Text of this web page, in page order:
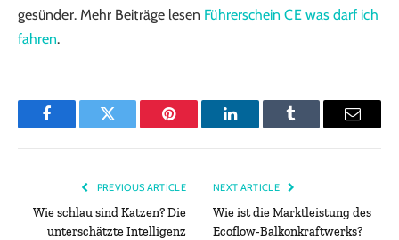
gesünder. Mehr Beiträge lesen Führerschein CE was darf ich
fahren.
FacebookTwitter Pinterest LinkedInTumblr Email
PREVIOUS ARTICLE
Wie schlau sind Katzen? Die
unterschätzte Intelligenz
NEXT ARTICLE
Wie ist die Marktleistung des
Ecoflow-Balkonkraftwerks?